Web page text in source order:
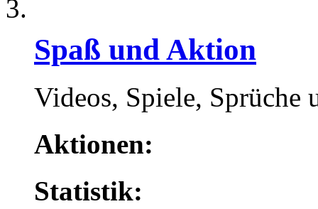
Spaß und Aktion
Videos, Spiele, Sprüche
Aktionen:
Statistik: